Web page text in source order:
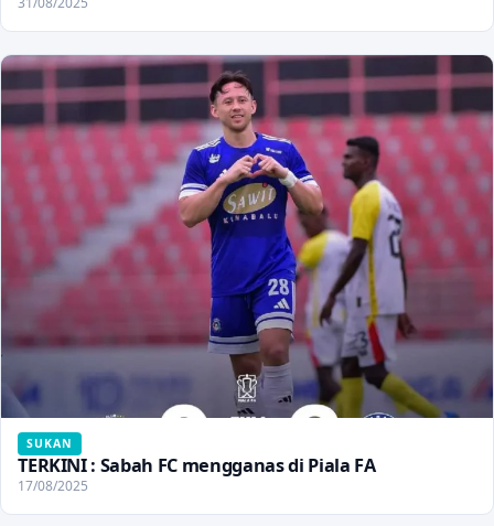
SUKAN
TERKINI : Sabah FC mengganas di Piala FA
17/08/2025